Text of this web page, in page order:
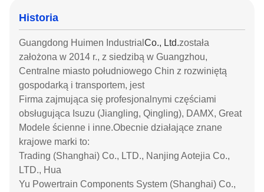
Historia
Guangdong Huimen Industrial Co., Ltd.została
założona w 2014 r., z siedzibą w Guangzhou,
Centralne miasto południowego Chin z rozwiniętą
gospodarką i transportem, jest
Firma zajmująca się profesjonalnymi częściami
obsługująca Isuzu (Jiangling, Qingling), DAMX, Great
Modele ścienne i inne.Obecnie działające znane
krajowe marki to:
Trading (Shanghai) Co., LTD., Nanjing Aotejia Co.,
LTD., Hua
Yu Powertrain Components System (Shanghai) Co.,